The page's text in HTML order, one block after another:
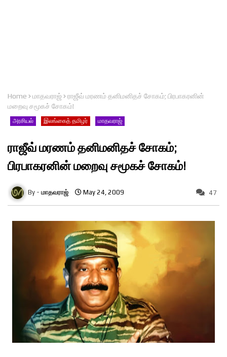
Home மாதவராஜ்
ராஜீவ் மரணம் தனிமனிதச் சோகம்; பிரபாகரனின்
மறைவு சமூகச் சோகம்!
அரசியல் இலங்கைத் தமிழர் மாதவராஜ்
ராஜீவ் மரணம் தனிமனிதச் சோகம்;
பிரபாகரனின் மறைவு சமூகச் சோகம்!
மாதவராஜ் May 24, 2009 47